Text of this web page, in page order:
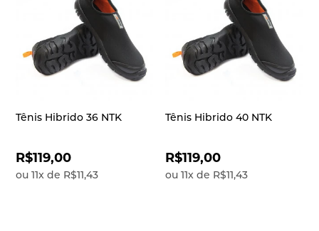
Tênis Hibrido 36 NTK
R$119,00
ou11x de R$11,43
Tênis Hibrido 40 NTK
R$119,00
ou 11xde R$11,43